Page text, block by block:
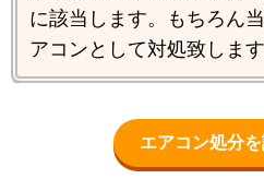
に該当します。もちろん
アコンとして対処致します
エアコン処分